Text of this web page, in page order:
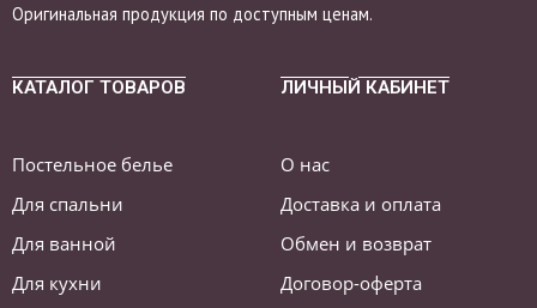
Оригинальная продукция по доступным ценам.
КАТАЛОГ ТОВАРОВ
Постельное белье
Для спальни
Для ванной
Для кухни
ЛИЧНЫЙ КАБИНЕТ
О нас
Доставка и оплата
Обмен и возврат
Договор-оферта